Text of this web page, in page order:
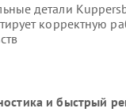
детали
корректную
и быстрый